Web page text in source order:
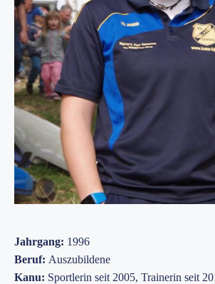
Jahrgang: 1996
Beruf: Auszubildene
Kanu: Sportlerin seit 2005, Trainerin seit